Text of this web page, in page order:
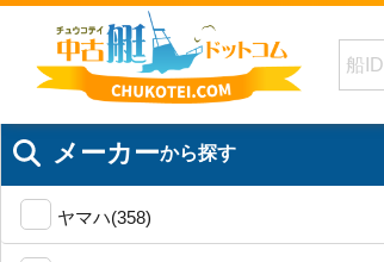
メーカーから探す
ヤマハ(358)